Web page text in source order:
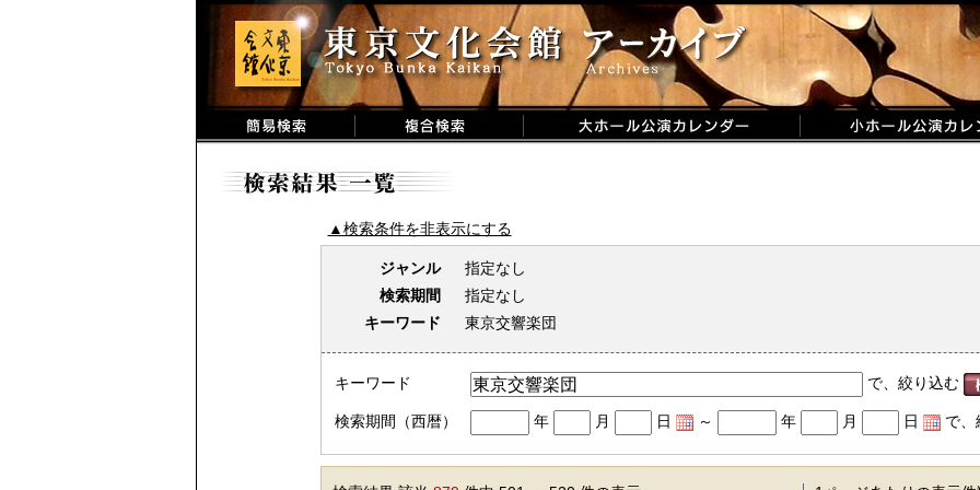
▲検索条件を非表示にする
ジャンル
指定なし
検索期間
指定なし
キーワード
東京交響楽団
キーワード で、絞り込む
検索期間（西暦） 年 月 日 ～ 年 月 日 で